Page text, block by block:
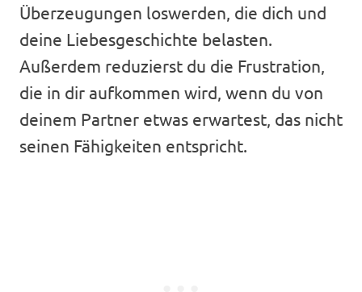
Überzeugungen loswerden, die dich und
deine Liebesgeschichte belasten.
Außerdem reduzierst du die Frustration,
die in dir aufkommen wird, wenn du von
deinem Partner etwas erwartest, das nicht
seinen Fähigkeiten entspricht.